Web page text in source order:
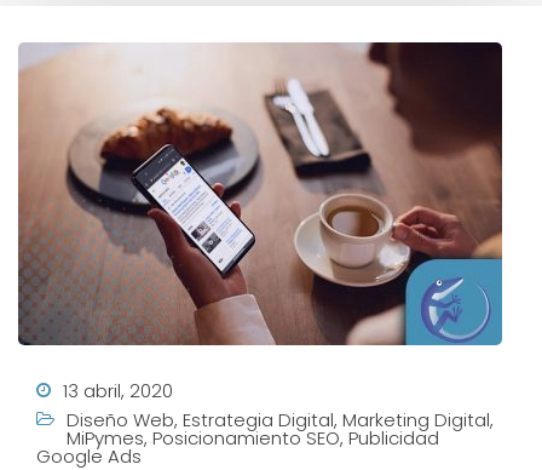
13 abril, 2020
Diseño Web, Estrategia Digital, Marketing Digital,
MiPymes, Posicionamiento SEO, Publicidad
Google Ads